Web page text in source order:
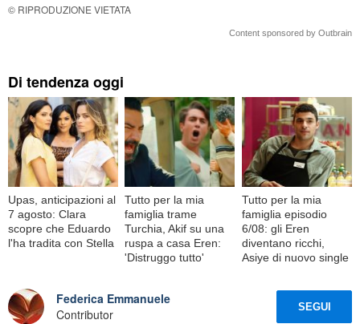
© RIPRODUZIONE VIETATA
Content sponsored by Outbrain
Di tendenza oggi
Upas, anticipazioni al
7 agosto: Clara
scopre che Eduardo
l'ha tradita con Stella
Tutto per la mia
famiglia trame
Turchia, Akif su una
ruspa a casa Eren:
'Distruggo tutto'
Tutto per la mia
famiglia episodio
6/08: gli Eren
diventano ricchi,
Asiye di nuovo single
Federica Emmanuele
Contributor
SEGUI